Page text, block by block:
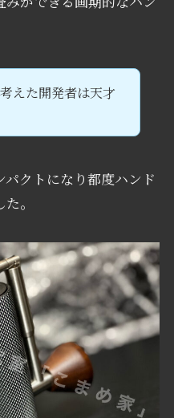
えた開発者は天才
クトになり都度ハンド
。